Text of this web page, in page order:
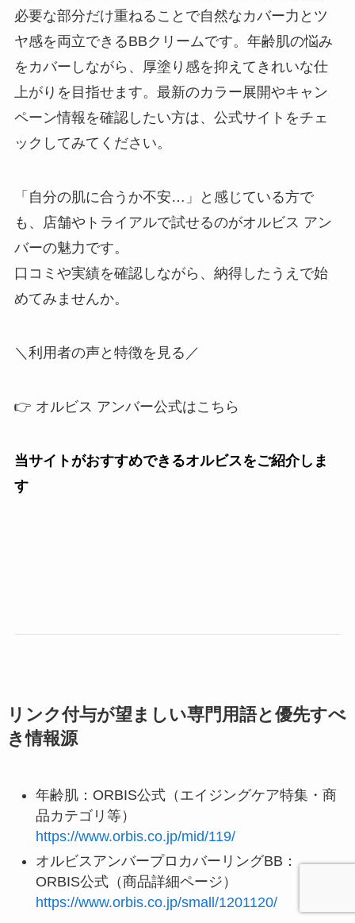
必要な部分だけ重ねることで自然なカバー力とツ
ヤ感を両立できるBBクリームです。年齢肌の悩み
をカバーしながら、厚塗り感を抑えてきれいな仕
上がりを目指せます。最新のカラー展開やキャン
ペーン情報を確認したい方は、公式サイトをチェ
ックしてみてください。
「自分の肌に合うか不安…」と感じている方で
も、店舗やトライアルで試せるのがオルビス アン
バーの魅力です。
口コミや実績を確認しながら、納得したうえで始
めてみませんか。
＼利用者の声と特徴を見る／
👉 オルビス アンバー公式はこちら
当サイトがおすすめできるオルビスをご紹介しま
す
リンク付与が望ましい専門用語と優先すべ
き情報源
年齢肌：ORBIS公式（エイジングケア特集・商
品カテゴリ等）
https://www.orbis.co.jp/mid/119/
オルビスアンバープロカバーリングBB：
ORBIS公式（商品詳細ページ）
https://www.orbis.co.jp/small/1201120/